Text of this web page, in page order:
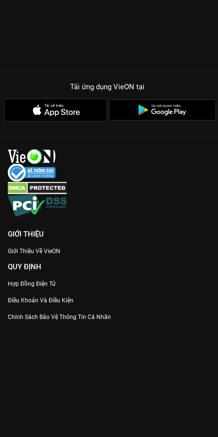
Tải ứng dụng VieON tại
GIỚI THIỆU
Giới Thiệu Về VieON
QUY ĐỊNH
Hợp Đồng Điện Tử
Điều Khoản Và Điều Kiện
Chính Sách Bảo Vệ Thông Tin Cá Nhân